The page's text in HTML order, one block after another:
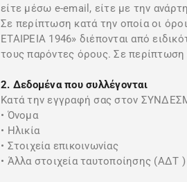
είτε μέσω e-email, είτε με την
Σε περίπτωση κατά την οποία οι
ΕΤΑΙΡΕΙΑ 1946» διέπονται από
τους παρόντες όρους. Σε περίπτωση
2. Δεδομένα που συλλέγονται
Κατά την εγγραφή σας στον
• Όνομα
• Ηλικία
• Στοιχεία επικοινωνίας
• Άλλα στοιχεία ταυτοποίησης (ΑΔΤ )